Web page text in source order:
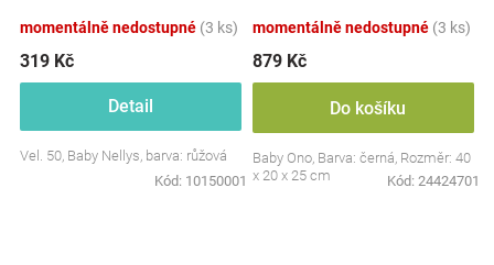
Little Star
momentálně nedostupné (3 ks)
319 Kč
Detail
Vel. 50, Baby Nellys, barva: růžová
Kód: 10150001
momentálně nedostupné (3 ks)
879 Kč
Do košíku
Baby Ono, Barva: černá, Rozměr: 40
x 20 x 25 cm
Kód: 24424701